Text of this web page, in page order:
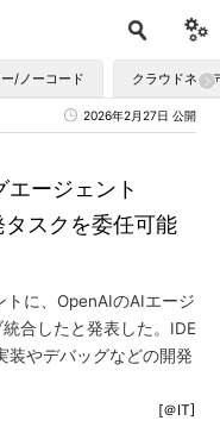
ー/ノーコード クラウドネイ
2026年2月27日 公開
ージェント
スクを委任可能
に、OpenAIのAIエージ
合したと発表した。IDE
装やデバッグなどの開発
[＠IT]